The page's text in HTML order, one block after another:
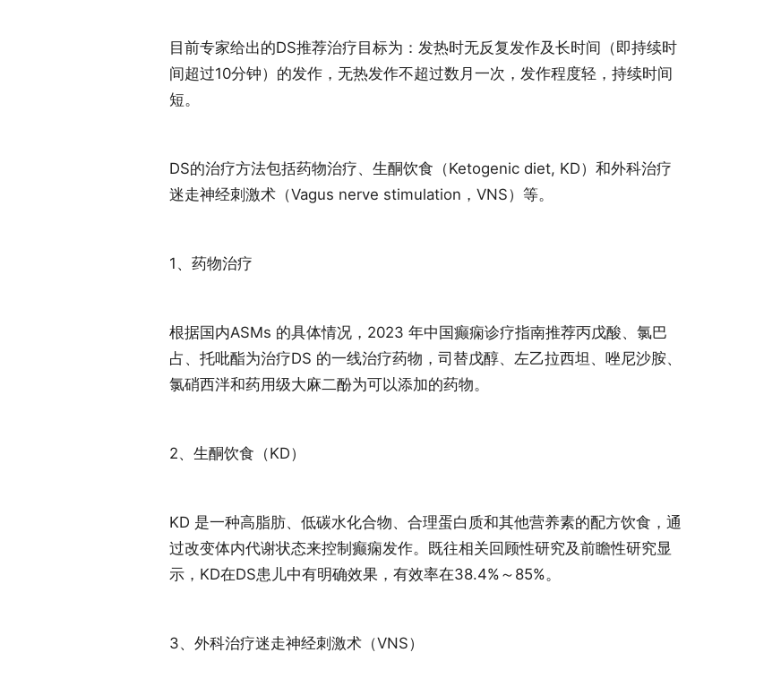
目前专家给出的DS推荐治疗目标为：发热时无反复发作及长时间（即持续时
间超过10分钟）的发作，无热发作不超过数月一次，发作程度轻，持续时间
短。
DS的治疗方法包括药物治疗、生酮饮食（Ketogenic diet, KD）和外科治疗
迷走神经刺激术（Vagus nerve stimulation，VNS）等。
1、药物治疗
根据国内ASMs 的具体情况，2023 年中国癫痫诊疗指南推荐丙戊酸、氯巴
占、托吡酯为治疗DS 的一线治疗药物，司替戊醇、左乙拉西坦、唑尼沙胺、
氯硝西泮和药用级大麻二酚为可以添加的药物。
2、生酮饮食（KD）
KD 是一种高脂肪、低碳水化合物、合理蛋白质和其他营养素的配方饮食，通
过改变体内代谢状态来控制癫痫发作。既往相关回顾性研究及前瞻性研究显
示，KD在DS患儿中有明确效果，有效率在38.4%～85%。
3、外科治疗迷走神经刺激术（VNS）